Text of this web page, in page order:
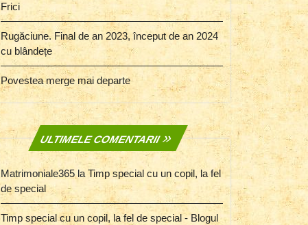
Frici
Rugăciune. Final de an 2023, început de an 2024
cu blândețe
Povestea merge mai departe
ULTIMELE COMENTARII
Matrimoniale365la Timp special cu un copil, la fel
de special
Timp special cu un copil, la fel de special - Blogul